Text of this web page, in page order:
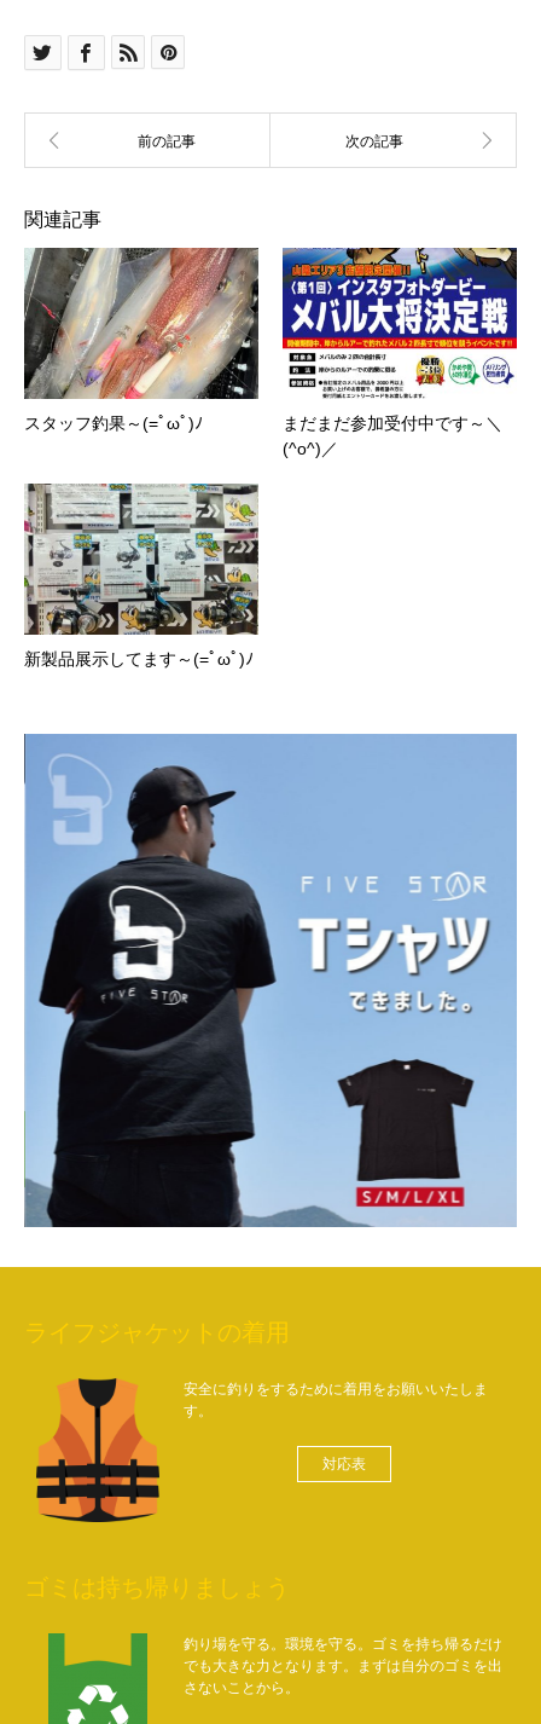
関連記事
スタッフ釣果～(=ﾟωﾟ)ﾉ
まだまだ参加受付中です～＼
(^o^)／
新製品展示してます～(=ﾟωﾟ)ﾉ
ライフジャケットの着用
安全に釣りをするために着用をお願いいたしま
す。
対応表
ゴミは持ち帰りましょう
釣り場を守る。環境を守る。ゴミを持ち帰るだけ
でも大きな力となります。まずは自分のゴミを出
さないことから。